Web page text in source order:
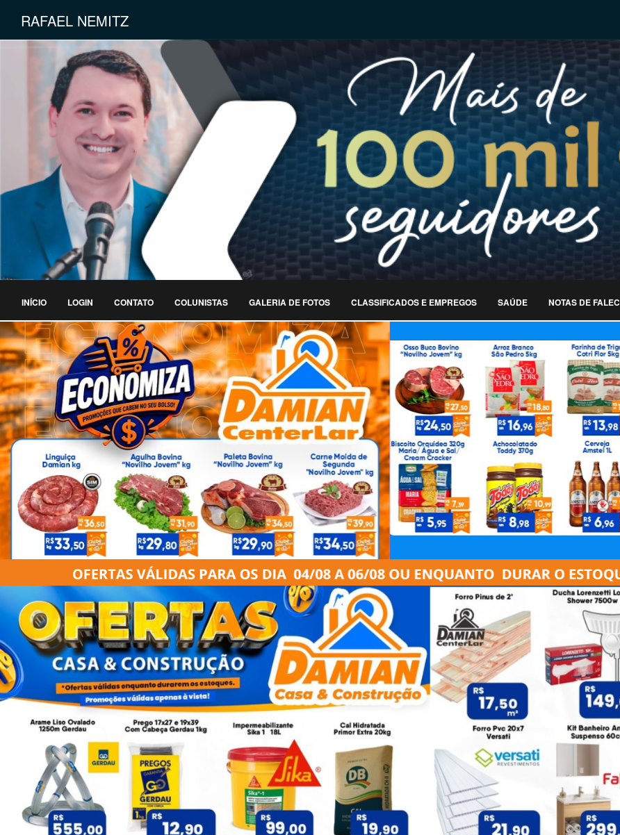
RAFAEL NEMITZ
INÍCIO LOGIN CONTATO COLUNISTAS GALERIA DE FOTOS CLASSIFICADOS E EMPREGOS SAÚDE NOTAS DE